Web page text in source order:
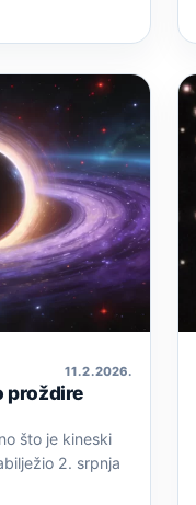
11. 2. 2026.
proždire
što je kineski
2. srpnja